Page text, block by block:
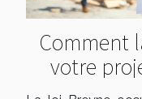
Comment
votre